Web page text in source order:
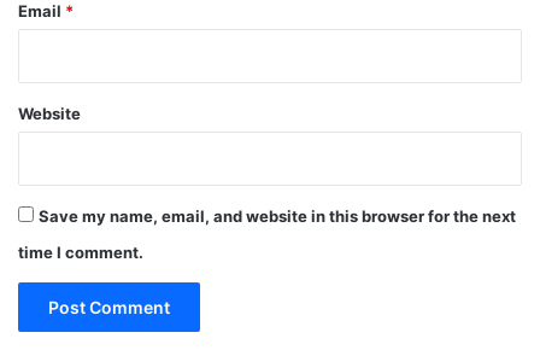
Email *
Website
Save my name, email, and website in this browser for the next
time I comment.